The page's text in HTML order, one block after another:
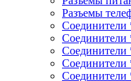
Разъемы